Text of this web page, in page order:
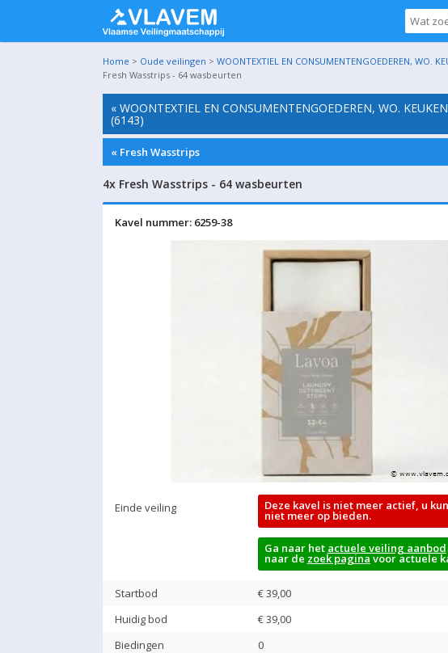
Home > Oude veilingen > WOONTEXTIEL EN CONSUMENTENGOEDEREN, WO.
Fresh Wasstrips - 64 wasbeurten
« WOONTEXTIEL EN CONSUMENTENGOEDEREN, WO.
(6143)
« Fresh Wasstrips
4x Fresh Wasstrips - 64 wasbeurten
Kavel nummer: 6259-38
Einde veiling Deze kavel is niet meer actief, u
niet meer op bieden.
Ga naar het actuele veiling aanbod
naar de zoek paginavoor actuele
Startbod
€ 39,00
Huidig bod
€39,00
Biedingen
0